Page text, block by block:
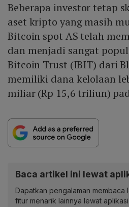
Beberapa investor tetap
aset kripto yang masih
Bitcoin spot AS telah
dan menjadi sangat
Bitcoin Trust (IBIT) dari
memiliki dana kelolaan
miliar (Rp 15,6 triliun)
Baca artikel ini lewat
Dapatkan pengalaman membaca
fitur menarik lainnya lewat